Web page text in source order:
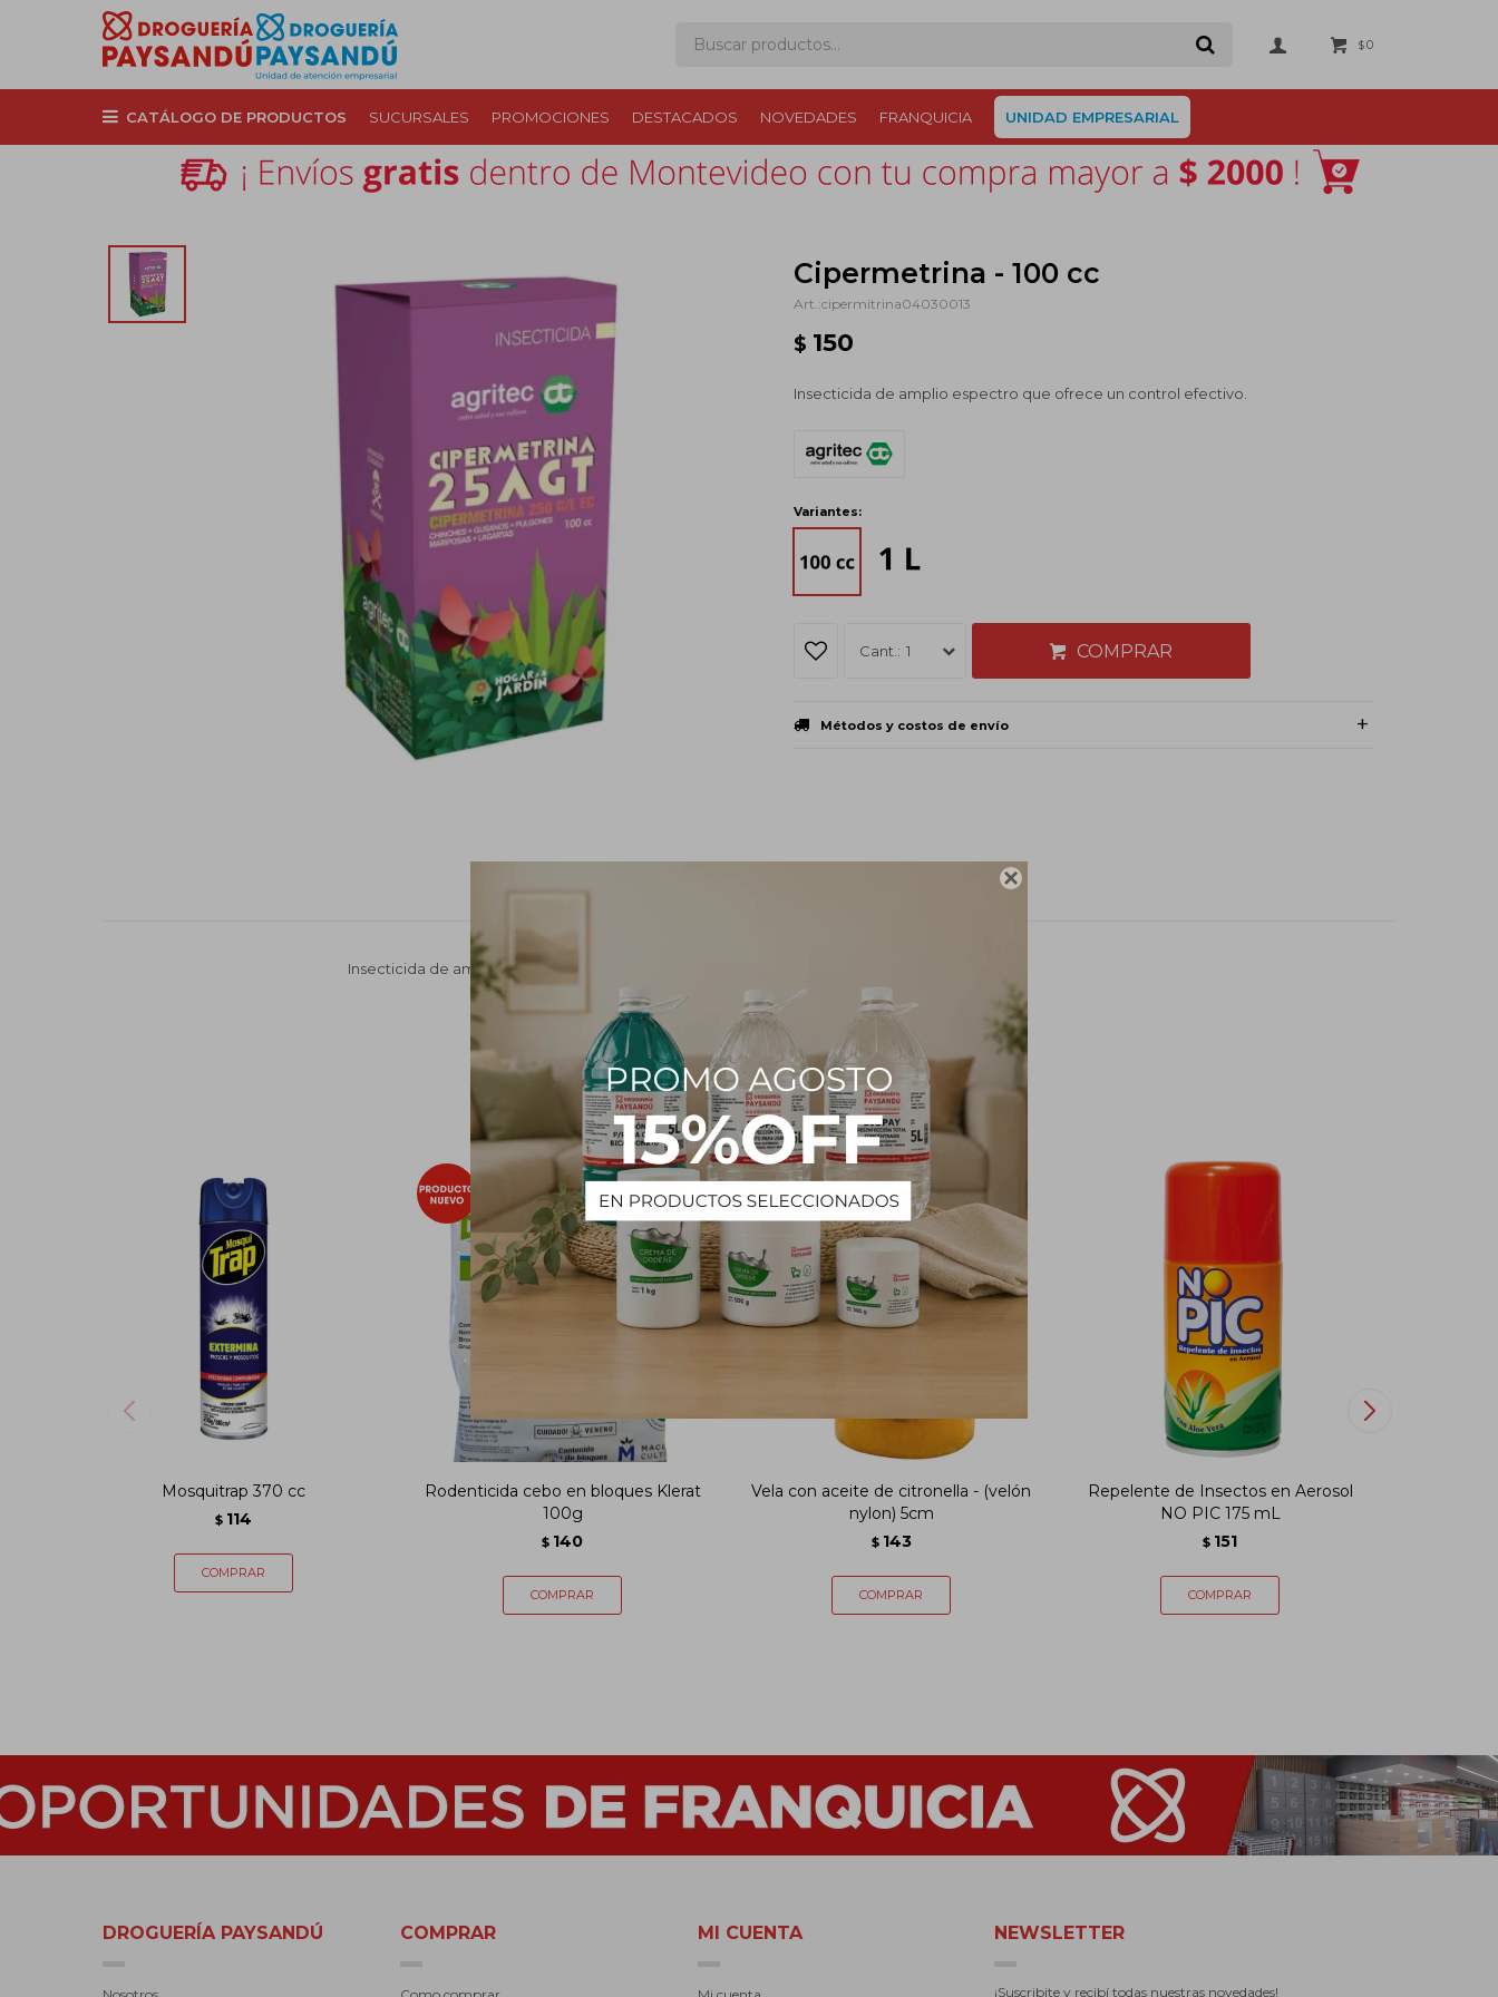

CATÁLOGO DE PRODUCTOS SUCURSALES PROMOCIONES DESTACADOS NOVEDADES FRANQUICIA UNIDAD EMPRESARIAL
$0
Cipermetrina - 100 cc
cipermitrina04030013
$ 150
Insecticida de amplio espectro que ofrece un control efectivo.
Variantes:
1 COMPRAR
Métodos y costos de envío
Insecticida de amplio espectro que ofrece un control efectivo.
PRODUCTOS QUE TE PUEDEN INTERESAR
Mosquitrap 370 cc
$ 114
Rodenticida cebo en bloques Klerat
100g
$ 140
Vela con aceite de citronella - (velón
nylon) 5cm
$ 143
Repelente de Insectos en Aerosol
NO PIC 175 mL
$ 151
DROGUERÍA PAYSANDÚ COMPRAR MI CUENTA NEWSLETTER
¡Suscribite y recibí todas nuestras novedades!